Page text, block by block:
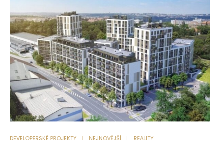
DEVELOPERSKÉ PROJEKTY NEJNOVĚJŠÍ REALITY